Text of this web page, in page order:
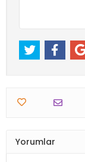
Yorumlar